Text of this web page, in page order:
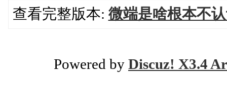
查看完整版本: 微端是啥根本不
Powered by Discuz! X3.4